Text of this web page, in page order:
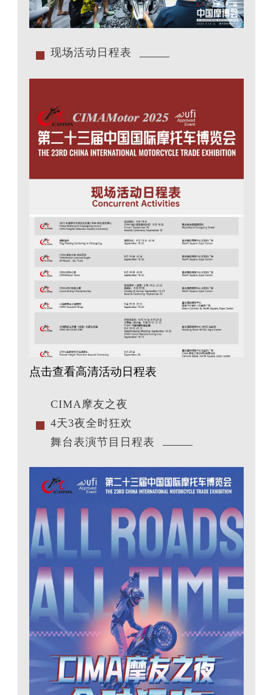
现场活动日程表
点击查看高清活动日程表
CIMA 摩友之夜
4天3夜全时狂欢
舞台表演节目日程表